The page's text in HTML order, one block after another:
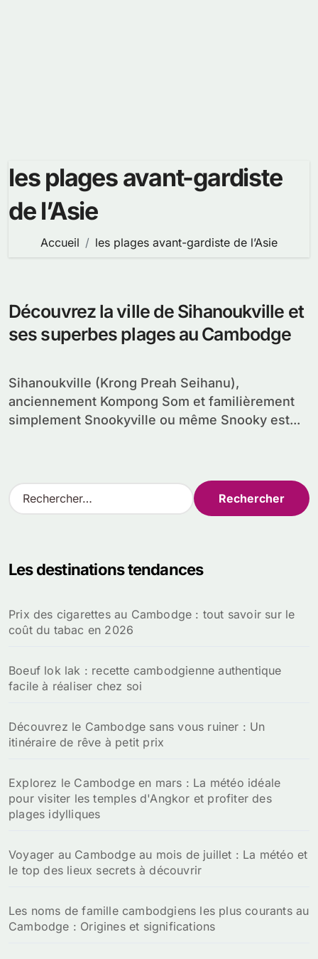
les plages avant-gardiste
de l’Asie
Accueil les plages avant-gardiste de l’Asie
Découvrez la ville de Sihanoukville et
ses superbes plages au Cambodge
Sihanoukville (Krong Preah Seihanu),
anciennement Kompong Som et familièrement
simplement Snookyville ou même Snooky est...
R
e
r
e
r
Les destinations tendances
Prix des cigarettes au Cambodge : tout savoir sur le
coût du tabac en 2026
Boeuf lok lak : recette cambodgienne authentique
facile à réaliser chez soi
Découvrez le Cambodge sans vous ruiner : Un
itinéraire de rêve à petit prix
Explorez le Cambodge en mars : La météo idéale
pour visiter les temples d'Angkor et profiter des
plages idylliques
Voyager au Cambodge au mois de juillet : La météo et
le top des lieux secrets à découvrir
Les noms de famille cambodgiens les plus courants au
Cambodge : Origines et significations